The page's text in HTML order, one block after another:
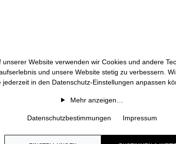
Website verwenden wir Cookies und andere
und unsere Website stetig zu verbessern.
jederzeit in den Datenschutz-Einstellungen anpassen
Mehr anzeigen…
Datenschutzbestimmungen Impressum